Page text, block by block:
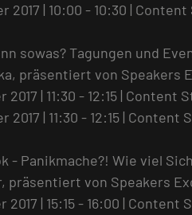
2017 | 10:00 - 10:30 | Content
sowas? Tagungen und
präsentiert von Speakers
2017 | 11:30 - 12:15 | Content
2017 | 11:30 - 12:15 | Content
- Panikmache?! Wie viel
präsentiert von Speakers
2017 | 15:15 - 16:00 | Content